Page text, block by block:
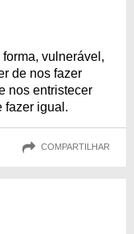
vulnerável,
de nos fazer
nos entristecer
fazer igual.
COMPARTILHAR